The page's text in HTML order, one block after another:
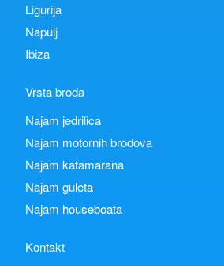
Ligurija
Napulj
Ibiza
Vrsta broda
Najam jedrilica
Najam motornih brodova
Najam katamarana
Najam guleta
Najam houseboata
Kontakt